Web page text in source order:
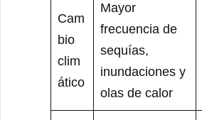
Cam
bio
clim
ático
Mayor
frecuencia de
sequías,
inundaciones y
olas de calor